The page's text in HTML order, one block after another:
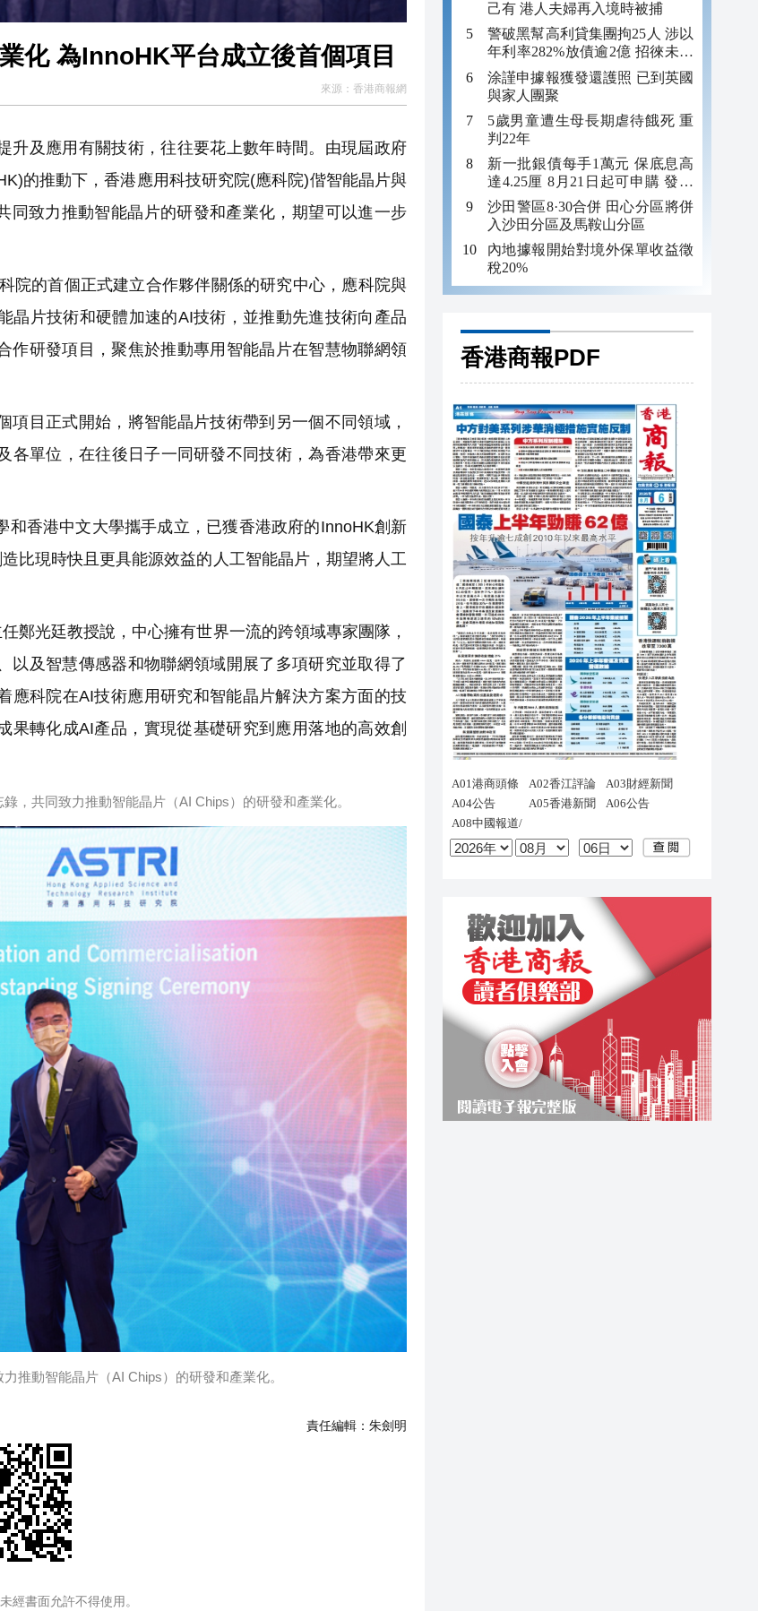
化 為InnoHK平台成立後首個項目
來源： 香港商報網
及應用有關技術，往往要花上數年時間。由現屆政府
的推動下，香港應用科技研究院(應科院)偕智能晶片與
同致力推動智能晶片的研發和產業化，期望可以進一步
的首個正式建立合作夥伴關係的研究中心，應科院與
晶片技術和硬體加速的AI技術，並推動先進技術向產品
作研發項目，聚焦於推動專用智能晶片在智慧物聯網領
目正式開始，將智能晶片技術帶到另一個不同領域，
各單位，在往後日子一同研發不同技術，為香港帶來更
香港中文大學攜手成立，已獲香港政府的InnoHK創新
比現時快且更具能源效益的人工智能晶片，期望將人工
光廷教授說，中心擁有世界一流的跨領域專家團隊，
及智慧傳感器和物聯網領域開展了多項研究並取得了
應科院在AI技術應用研究和智能晶片解決方案方面的技
轉化成AI產品，實現從基礎研究到應用落地的高效創
，共同致力推動智能晶片（AI Chips）的研發和產業化。
推動智能晶片（AI Chips）的研發和產業化。
責任編輯： 朱劍明
經書面允許不得使用。
己有 港人夫婦再入境時被捕
警破黑幫高利貸集團拘25人 涉以
年利率282%放債逾2億 招徠未成
年追數
涂謹申據報獲發還護照 已到英國
與家人團聚
5歲男童遭生母長期虐待餓死 重
判22年
新一批銀債每手1萬元 保底息高
達4.25厘 8月21日起可申購 發行
金額最多550億
沙田警區8·30合併 田心分區將併
入沙田分區及馬鞍山分區
內地據報開始對境外保單收益徵
稅20%
香港商報PDF